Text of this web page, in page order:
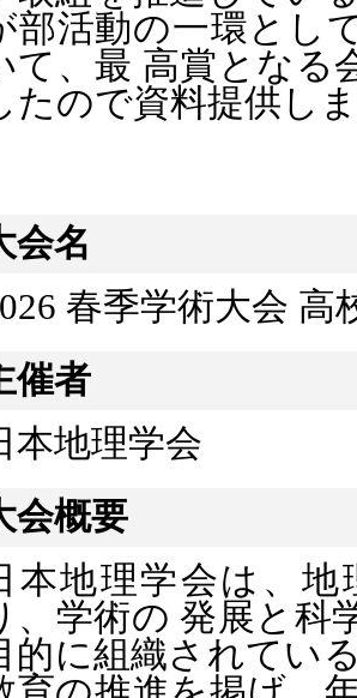
部活動の一環とし
て、最 高賞となる
たので資料提供し
会名
春季学術大会
催者
本地理学会
会概要
本地理学会は、
、学術の 発展と科
的に組織されてい